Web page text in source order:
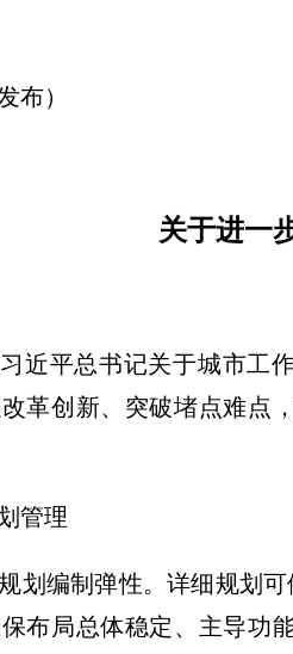
布）
关于进一
近平总书记关于城市工
革创新、突破堵点难点
管理
划编制弹性。 详细规划
布局总体稳定、主导功